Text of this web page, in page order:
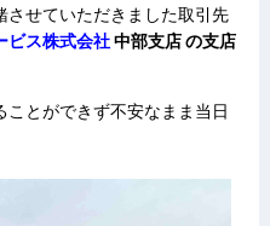
させていただきました取引先
ビス株式会社中部支店の支店
とができず不安なまま当日